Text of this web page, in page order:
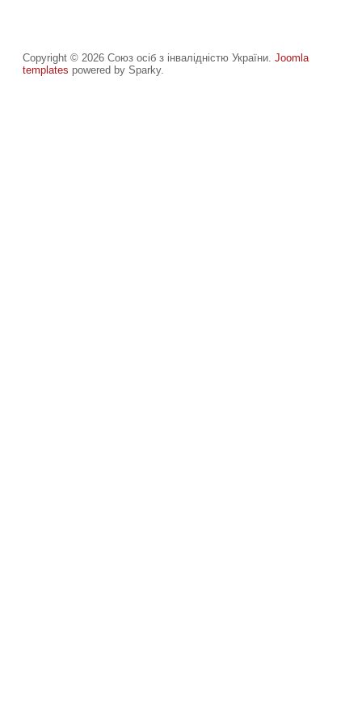
Copyright © 2026 Союз осіб з інвалідністю України. Joomla
templates powered by Sparky.